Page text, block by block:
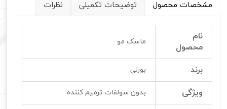
مشخصات محصول توضیحات تکمیلی نظرات
نام
محصول
ماسک مو
برند بورلی
ویژگی بدون سولفات ترمیم کننده